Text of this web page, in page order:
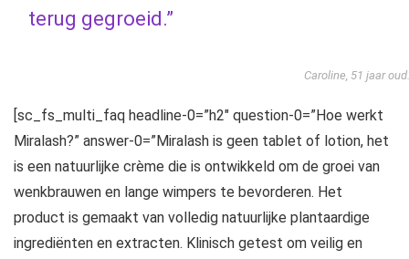
terug gegroeid.”
Caroline, 51 jaar oud.
[sc_fs_multi_faq headline-0=”h2″ question-0=”Hoe werkt
Miralash?” answer-0=”Miralash is geen tablet of lotion, het
is een natuurlijke crème die is ontwikkeld om de groei van
wenkbrauwen en lange wimpers te bevorderen. Het
product is gemaakt van volledig natuurlijke plantaardige
ingrediënten en extracten. Klinisch getest om veilig en